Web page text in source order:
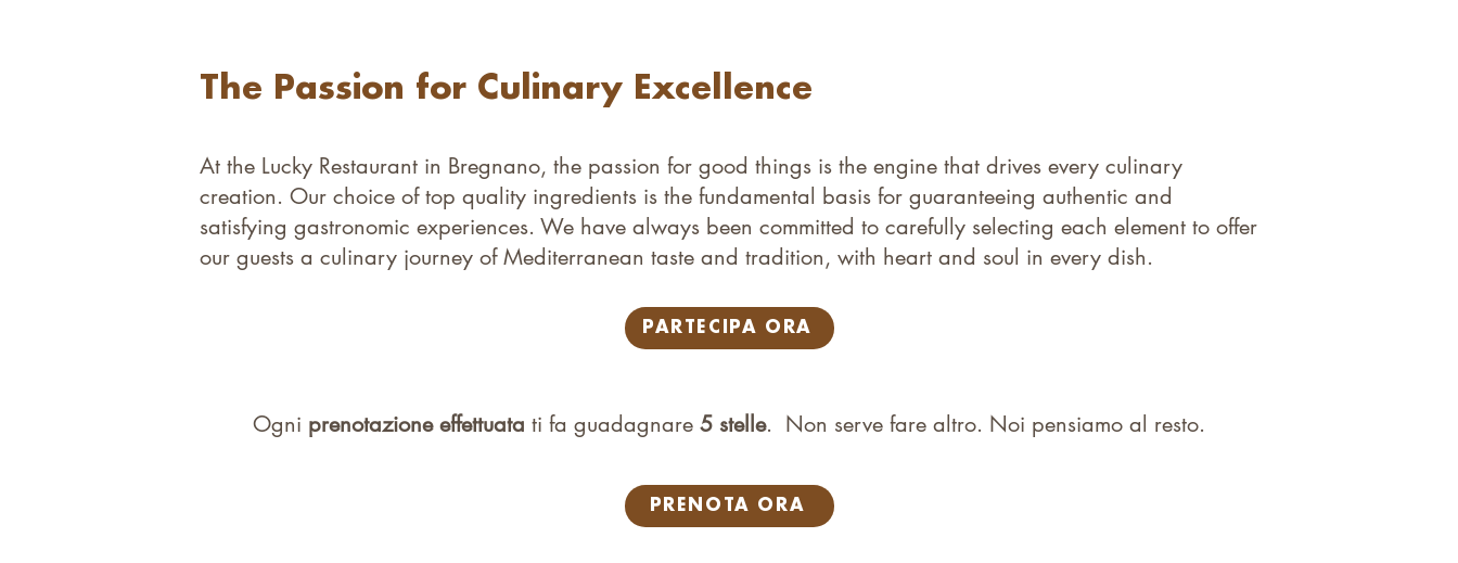
The Passion for Culinary Excellence
At the Lucky Restaurant in Bregnano, the passion for good things is the engine that drives every culinary
creation. Our choice of top quality ingredients is the fundamental basis for guaranteeing authentic and
satisfying gastronomic experiences. We have always been committed to carefully selecting each element to offer
our guests a culinary journey of Mediterranean taste and tradition, with heart and soul in every dish.
PARTECIPA ORA
Ogni prenotazione effettuata ti fa guadagnare 5 stelle. Non serve fare altro. Noi pensiamo al resto.
PRENOTA ORA